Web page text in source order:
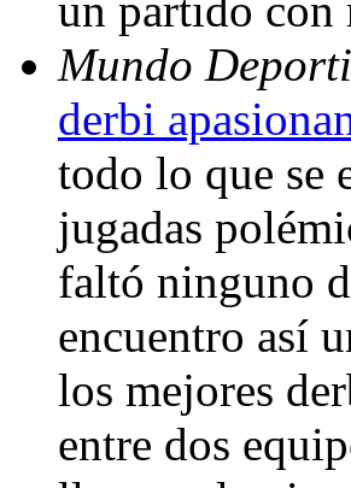
Mundo
derbi
todo lo que se
jugadas
faltó ninguno
encuentro así
los mejores
entre dos